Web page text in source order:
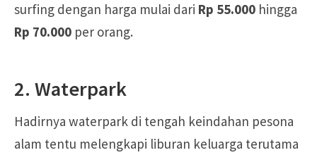
surfing dengan harga mulai dari Rp 55.000 hingga
Rp 70.000 per orang.
2. Waterpark
Hadirnya waterpark di tengah keindahan pesona
alam tentu melengkapi liburan keluarga terutama